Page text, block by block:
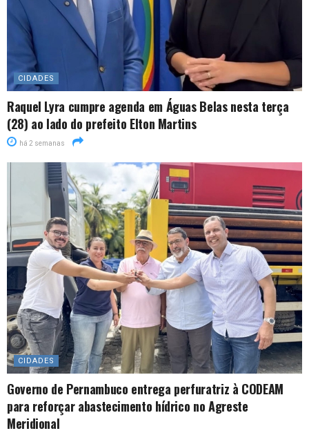
CIDADES
Raquel Lyra cumpre agenda em Águas Belas nesta terça
(28) ao lado do prefeito Elton Martins
há 2 semanas
CIDADES
Governo de Pernambuco entrega perfuratriz à CODEAM
para reforçar abastecimento hídrico no Agreste
Meridional